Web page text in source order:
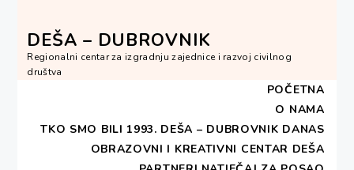
content
DEŠA – DUBROVNIK
Regionalni centar za izgradnju zajednice i razvoj civilnog
društva
POČETNA
O NAMA
TKO SMO BILI 1993. DEŠA – DUBROVNIK DANAS
OBRAZOVNI I KREATIVNI CENTAR DEŠA
LIPANJ
13